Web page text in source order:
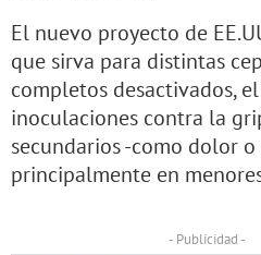
El nuevo proyecto de
que sirva para distintas
completos desactivados,
inoculaciones contra la
secundarios -como dolor
principalmente en
- Publicidad -